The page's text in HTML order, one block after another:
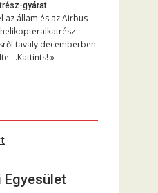
gyárat
az állam és az Airbus
tavaly decemberben
…Kattints! »